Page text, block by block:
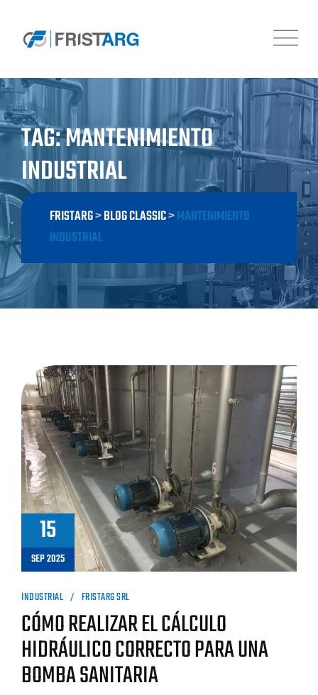
content
TAG: MANTENIMIENTO
INDUSTRIAL
FRISTARG>BLOG CLASSIC>MANTENIMIENTO
INDUSTRIAL
15
SEP 2025
INDUSTRIAL FRISTARG SRL
CÓMO REALIZAR EL CÁLCULO
HIDRÁULICO CORRECTO PARA UNA
BOMBA SANITARIA